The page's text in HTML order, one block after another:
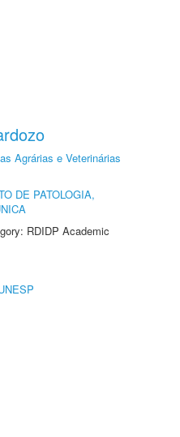
Agrárias e Veterinárias
DE PATOLOGIA,
RDIDP Academic